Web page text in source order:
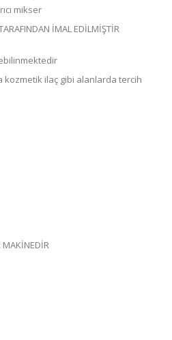
mikser
İMAL EDİLMİŞTİR
kozmetik ilaç gibi alanlarda tercih
MAKİNEDİR